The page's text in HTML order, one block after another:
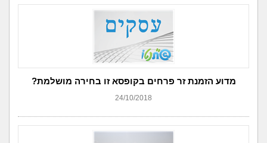
מדוע הזמנת זר פרחים בקופסא זו בחירה מושלמת?
24/10/2018